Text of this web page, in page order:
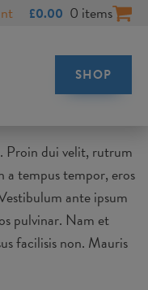
£0.00 0 items
SHOP
Proin dui velit, rutrum
a tempus tempor, eros
ante ipsum
pulvinar. Nam et
facilisis non. Mauris